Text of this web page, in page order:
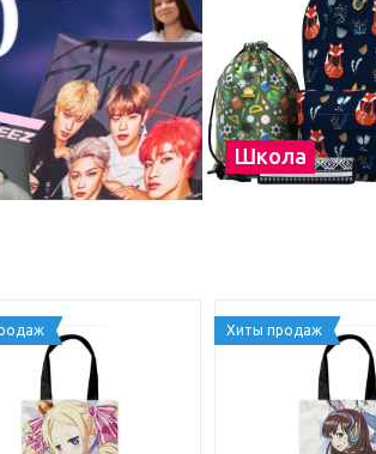
Школа
Хиты продаж